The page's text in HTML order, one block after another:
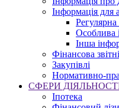
Інформація для
Регулярна
Особлива
Інша
Фінансова
Закупівлі
Нормативно-
СФЕРИ
Іпотека